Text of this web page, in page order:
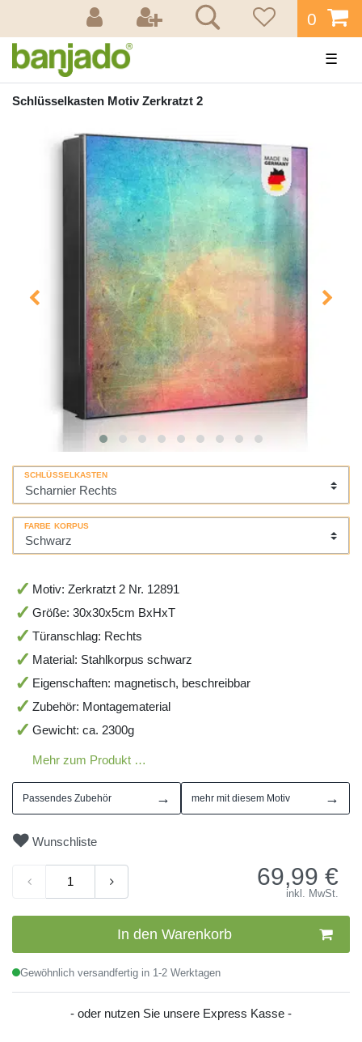
0
☰
Schlüsselkasten Motiv Zerkratzt 2
SCHLÜSSELKASTEN
FARBE KORPUS
Motiv: Zerkratzt 2 Nr. 12891
Größe: 30x30x5cm BxHxT
Türanschlag: Rechts
Material: Stahlkorpus schwarz
Eigenschaften: magnetisch, beschreibbar
Zubehör: Montagematerial
Gewicht: ca. 2300g
Mehr zum Produkt …
Passendes Zubehör → mehr mit diesem Motiv →
Wunschliste
69,99 €
inkl. MwSt.
In den Warenkorb
Gewöhnlich versandfertig in 1-2 Werktagen
- oder nutzen Sie unsere Express Kasse -